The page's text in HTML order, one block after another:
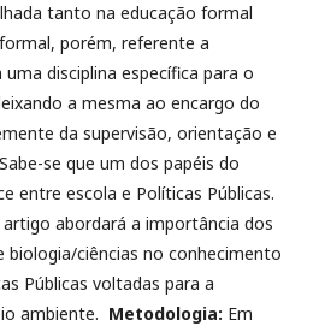
tanto na educação formal
porém, referente a
disciplina específica para o
a mesma ao encargo do
da supervisão, orientação e
se que um dos papéis do
entre escola e Políticas Públicas.
abordará a importância dos
biologia/ciências no conhecimento
Públicas voltadas para a
ambiente. Metodologia: Em